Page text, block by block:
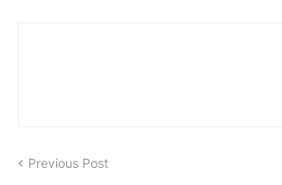
Previous Post